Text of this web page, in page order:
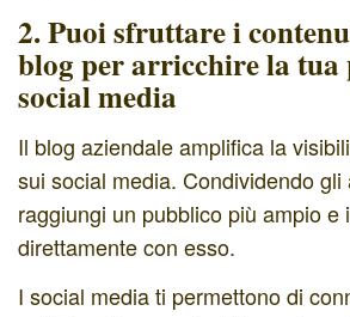
2. Puoi sfruttare i
blog per arricchire la tua
social media
Il blog aziendale amplifica la
sui social media. Condividendo
raggiungi un pubblico più ampio e
direttamente con esso.
I social media ti permettono di